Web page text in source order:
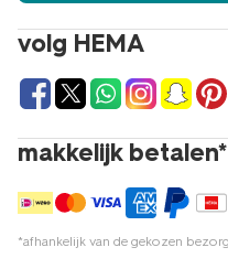
volg HEMA
makkelijk betalen*
*afhankelijk van de gekozen